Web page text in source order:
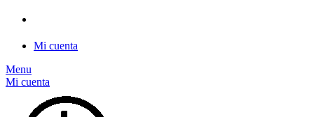
Mi cuenta
Menu
Mi cuenta